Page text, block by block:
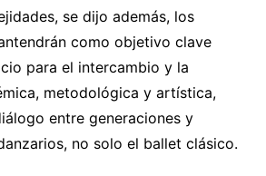
se dijo además, los
como objetivo clave
para el intercambio y la
metodológica y artística,
entre generaciones y
no solo el ballet clásico.